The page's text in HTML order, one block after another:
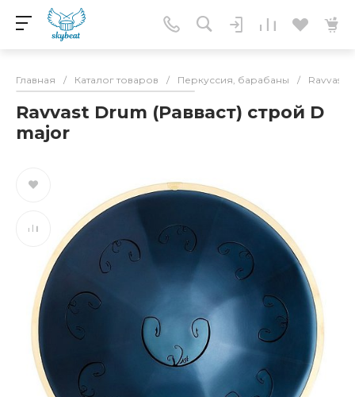
Главная / Каталог товаров / Перкуссия, барабаны / Ravvast
Ravvast Drum (Равваст) строй D
major